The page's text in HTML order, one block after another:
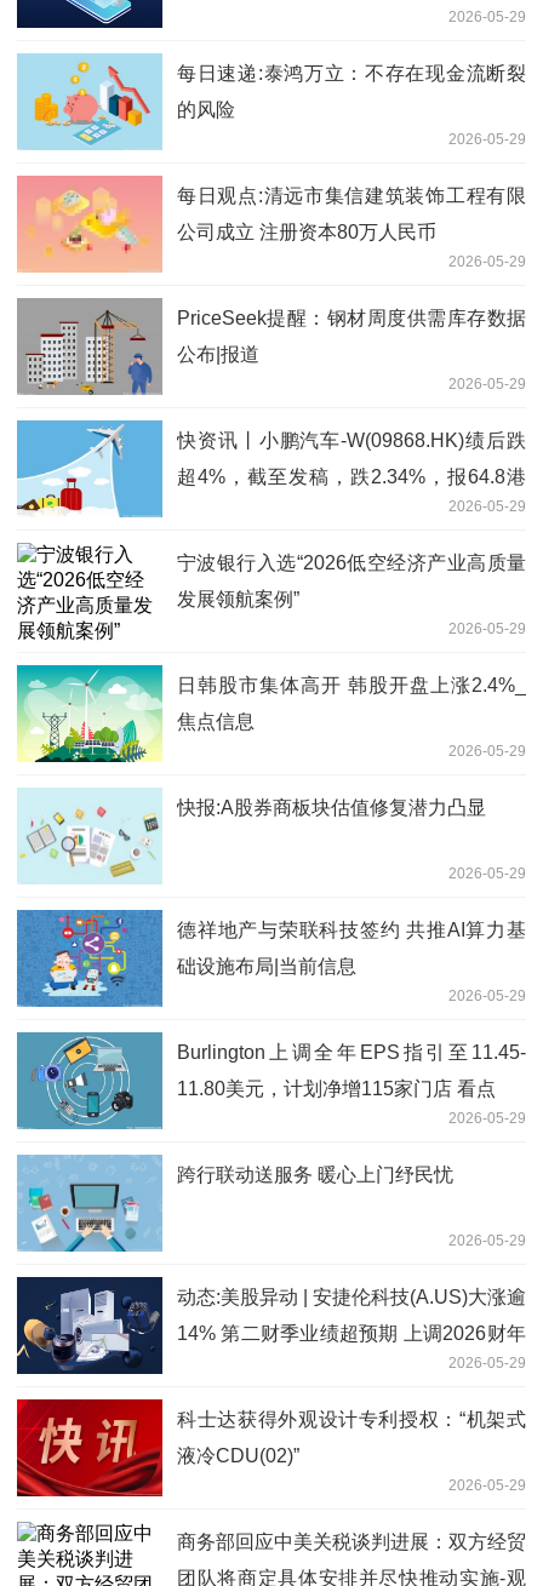
2026-05-29
每日速递:泰鸿万立：不存在现金流断裂
的风险
2026-05-29
每日观点:清远市集信建筑装饰工程有限
公司成立 注册资本80万人民币
2026-05-29
PriceSeek提醒：钢材周度供需库存数据
公布|报道
2026-05-29
快资讯丨小鹏汽车-W(09868.HK)绩后跌
超4%，截至发稿，跌2.34%，报64.8港
2026-05-29
宁波银行入选“2026低空经济产业高质量
发展领航案例”
2026-05-29
日韩股市集体高开 韩股开盘上涨2.4%_
焦点信息
2026-05-29
快报:A股券商板块估值修复潜力凸显
2026-05-29
德祥地产与荣联科技签约 共推AI算力基
础设施布局|当前信息
2026-05-29
Burlington上调全年EPS指引至11.45-
11.80美元，计划净增115家门店 看点
2026-05-29
跨行联动送服务 暖心上门纾民忧
2026-05-29
动态:美股异动 | 安捷伦科技(A.US)大涨逾
14% 第二财季业绩超预期 上调2026财年
2026-05-29
科士达获得外观设计专利授权：“机架式
液冷CDU(02)”
2026-05-29
商务部回应中美关税谈判进展：双方经贸
团队将商定具体安排并尽快推动实施-观